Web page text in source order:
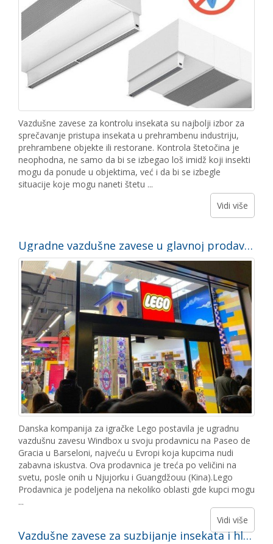
Vazdušne zavese za kontrolu insekata su najbolji izbor za
sprečavanje pristupa insekata u prehrambenu industriju,
prehrambene objekte ili restorane. Kontrola štetočina je
neophodna, ne samo da bi se izbegao loš imidž koji insekti
mogu da ponude u objektima, već i da bi se izbegle
situacije koje mogu naneti štetu ...
Vidi više
Ugradne vazdušne zavese u glavnoj prodavnici LEGO u Barseloni
Danska kompanija za igračke Lego postavila je ugradnu
vazdušnu zavesu Windbox u svoju prodavnicu na Paseo de
Gracia u Barseloni, najveću u Evropi koja kupcima nudi
zabavna iskustva. Ova prodavnica je treća po veličini na
svetu, posle onih u Njujorku i Guangdžouu (Kina).Lego
Prodavnica je podeljena na nekoliko oblasti gde kupci mogu
...
Vidi više
Vazdušne zavese za suzbijanje insekata i hladne prostorije za fabriku konzervi. Studija slučaja